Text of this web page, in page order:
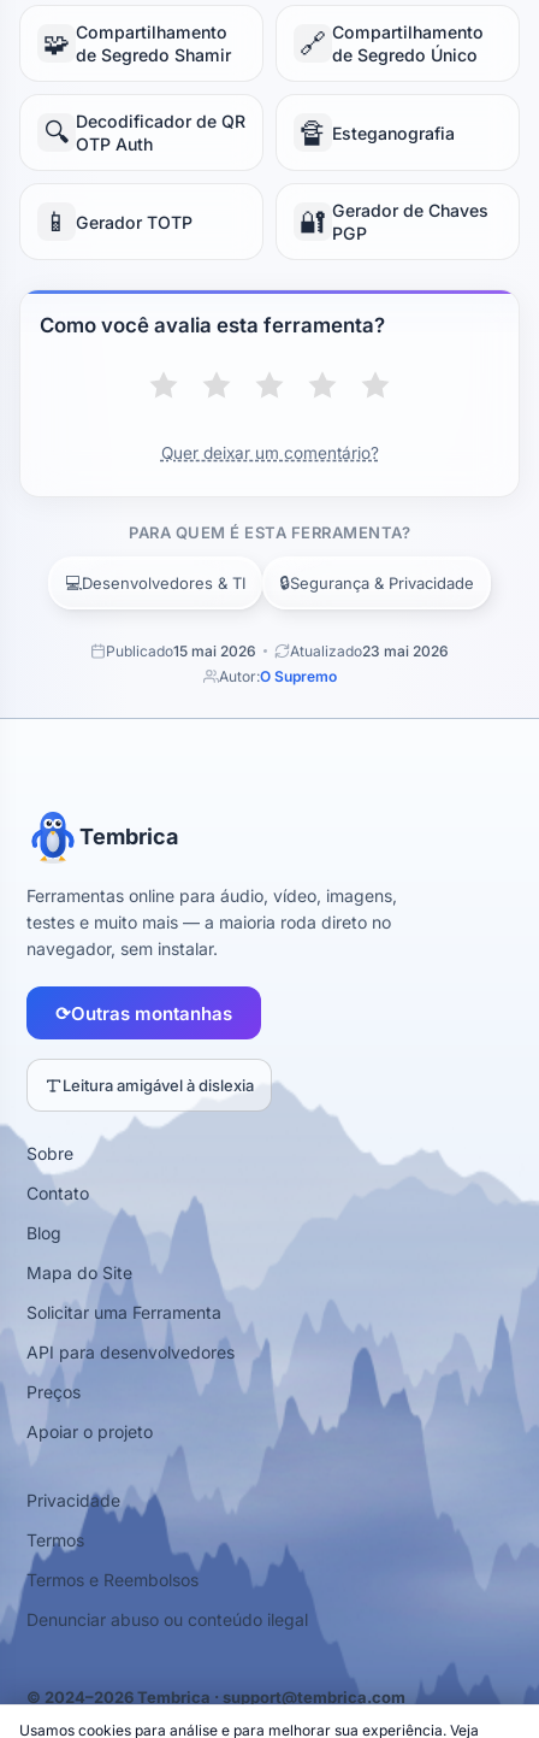
🧩 Compartilhamento
de Segredo Shamir
🔗 Compartilhamento
de Segredo Único
🔍 Decodificador de QR
OTP Auth
🔏 Esteganografia
📱 Gerador TOTP 🔐 Gerador de Chaves
PGP
Como você avalia esta ferramenta?
Quer deixar um comentário?
PARA QUEM É ESTA FERRAMENTA?
💻Desenvolvedores & TI 🔒Segurança & Privacidade
Publicado15 mai 2026 Atualizado23 mai 2026
Autor:O Supremo
Tembrica
Ferramentas online para áudio, vídeo, imagens,
testes e muito mais — a maioria roda direto no
navegador, sem instalar.
⟳Outras montanhas
Leitura amigável à dislexia
Sobre
Contato
Blog
Mapa do Site
Solicitar uma Ferramenta
API para desenvolvedores
Preços
Apoiar o projeto
Privacidade
Termos
Termos e Reembolsos
Denunciar abuso ou conteúdo ilegal
© 2024–2026 Tembrica · support@tembrica.com
Usamos cookies para análise e para melhorar sua experiência. Veja